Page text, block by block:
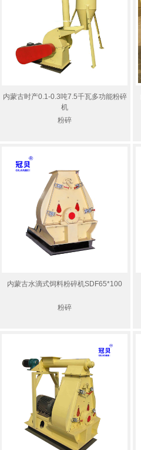
内蒙古时产0.1-0.3吨7.5千瓦多功能粉碎
机
粉碎
内蒙古水滴式饲料粉碎机SDF65*100
粉碎